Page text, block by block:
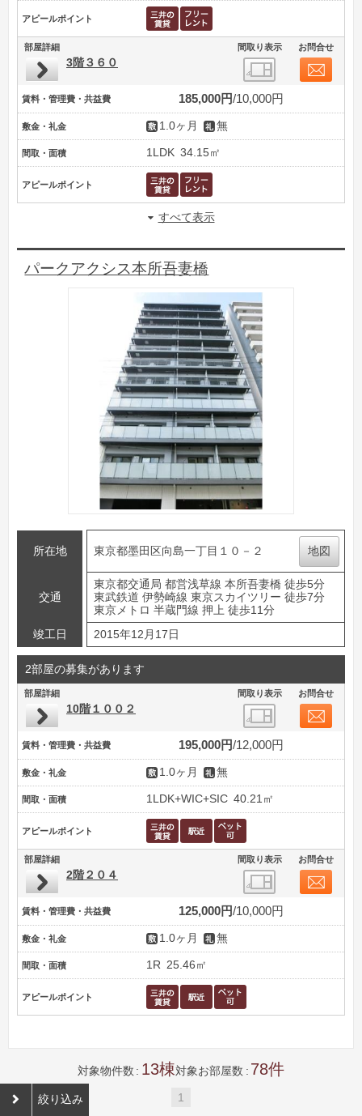
アピールポイント
部屋詳細 間取り表示 お問合せ
3階３６０
賃料・管理費・共益費 185,000円 10,000円
敷金・礼金 1.0ヶ月 無
間取・面積 1LDK 34.15㎡
アピールポイント
すべて表示
パークアクシス本所吾妻橋
所在地 東京都墨田区向島一丁目１０－２ 地図
交通
東京都交通局 都営浅草線 本所吾妻橋 徒歩5分
東武鉄道 伊勢崎線 東京スカイツリー 徒歩7分
東京メトロ 半蔵門線 押上 徒歩11分
竣工日
2015年12月17日
2部屋の募集があります
部屋詳細 間取り表示 お問合せ
10階１００２
賃料・管理費・共益費 195,000円 12,000円
敷金・礼金 1.0ヶ月 無
間取・面積 1LDK+WIC+SIC 40.21㎡
アピールポイント
部屋詳細 間取り表示 お問合せ
2階２０４
賃料・管理費・共益費 125,000円 10,000円
敷金・礼金 1.0ヶ月 無
間取・面積 1R 25.46㎡
アピールポイント
対象物件数 13 対象お部屋数 78
1
絞り込み